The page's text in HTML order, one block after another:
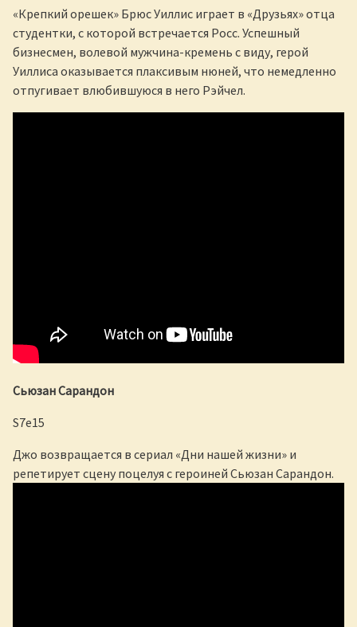
«Крепкий орешек» Брюс Уиллис играет в «Друзьях» отца
студентки, с которой встречается Росс. Успешный
бизнесмен, волевой мужчина-кремень с виду, герой
Уиллиса оказывается плаксивым нюней, что немедленно
отпугивает влюбившуюся в него Рэйчел.
Сьюзан Сарандон
S7e15
Джо возвращается в сериал «Дни нашей жизни» и
репетирует сцену поцелуя с героиней Сьюзан Сарандон.